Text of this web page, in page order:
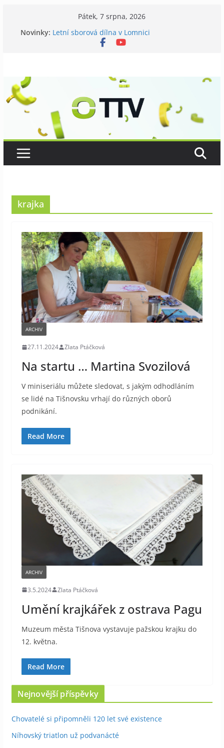
Pátek, 7 srpna, 2026
Novinky: Letní sborová dílna v Lomnici
Chovatelé si připomněli 120 let své existence
krajka
ARCHIV
27.11.2024 Zlata Ptáčková
Na startu … Martina Svozilová
V miniseriálu můžete sledovat, s jakým odhodláním
se lidé na Tišnovsku vrhají do různých oborů
podnikání.
Read More
ARCHIV
3.5.2024 Zlata Ptáčková
Umění krajkářek z ostrava Pagu
Muzeum města Tišnova vystavuje pažskou krajku do
12. května.
Read More
Nejnovější příspěvky
Chovatelé si připomněli 120 let své existence
Níhovský triatlon už podvanácté